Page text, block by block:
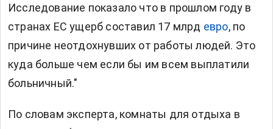
Исследование показало что в прошлом году в
странах ЕС ущерб составил 17 млрд евро, по
причине неотдохнувших от работы людей. Это
куда больше чем если бы им всем выплатили
больничный."
По словам эксперта, комнаты для отдыха в